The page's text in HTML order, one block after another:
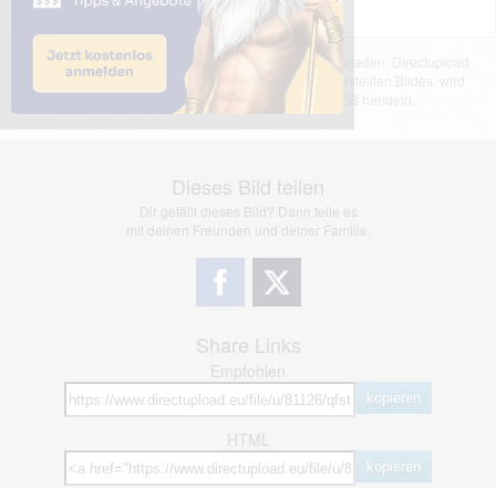
Das dargestellte Bild wurde von einem Nutzer hochgeladen. Directupload
übernimmt keinerlei Haftung für den Inhalt des dargestellten Bildes, wird
jedoch bei Verstößen nach §2(3) unserer AGB handeln.
Dieses Bild teilen
Dir gefällt dieses Bild? Dann teile es
mit deinen Freunden und deiner Familie.
Share Links
Empfohlen
kopieren
HTML
kopieren